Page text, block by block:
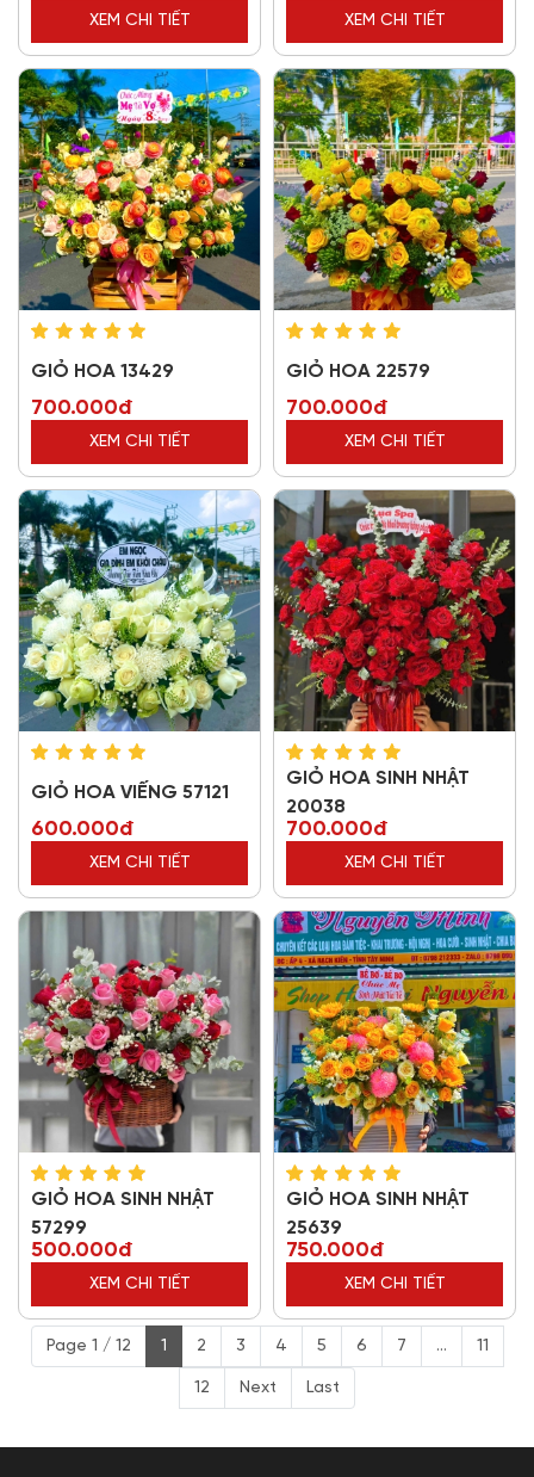
XEM CHI TIẾT XEM CHI TIẾT
GIỎ HOA 13429
700.000đ
XEM CHI TIẾT
GIỎ HOA 22579
700.000đ
XEM CHI TIẾT
GIỎ HOA VIẾNG 57121
600.000đ
XEM CHI TIẾT
GIỎ HOA SINH NHẬT
20038
700.000đ
XEM CHI TIẾT
GIỎ HOA SINH NHẬT
57299
500.000đ
XEM CHI TIẾT
GIỎ HOA SINH NHẬT
25639
750.000đ
XEM CHI TIẾT
Page 1 / 12 1 2 3 4 5 6 7 ... 11
12 Next Last